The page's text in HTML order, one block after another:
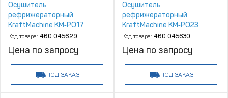
Осушитель
рефрижераторный
KraftMachine КМ‑РО17
Код товара: 460.045629
Цена по запросу
ПОД ЗАКАЗ
Осушитель
рефрижераторный
KraftMachine КМ‑РО23
Код товара: 460.045630
Цена по запросу
ПОД ЗАКАЗ